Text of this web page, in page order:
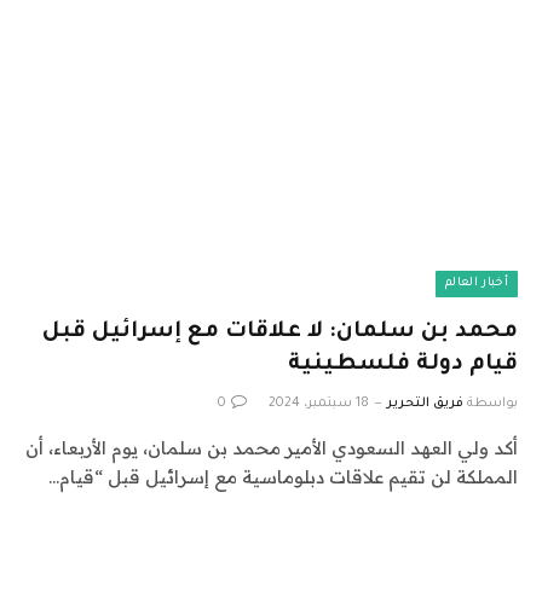
أخبار العالم
محمد بن سلمان: لا علاقات مع إسرائيل قبل
قيام دولة فلسطينية
بواسطة فريق التحرير 18 سبتمبر، 2024 0
أكد ولي العهد السعودي الأمير محمد بن سلمان، يوم الأربعاء، أن
المملكة لن تقيم علاقات دبلوماسية مع إسرائيل قبل “قيام…